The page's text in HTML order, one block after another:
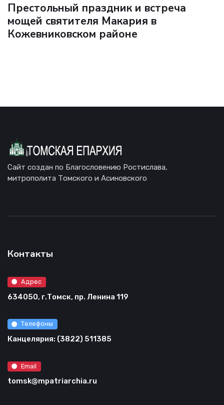
Престольный праздник и встреча
мощей святителя Макария в
Кожевниковском районе
Сайт создан по Благословению Ростислава,
митрополита Томского и Асиновского
Контакты
Адрес
634050, г.Томск, пр. Ленина 119
Телефоны
Канцелярия: (3822) 511385
Email
tomsk@mpatriarchia.ru